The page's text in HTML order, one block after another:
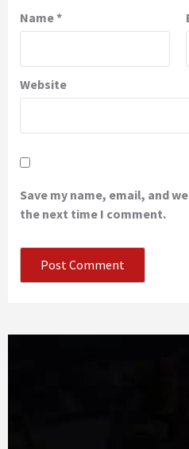
Name*
Website
Save my name, email, and
the next time I comment.